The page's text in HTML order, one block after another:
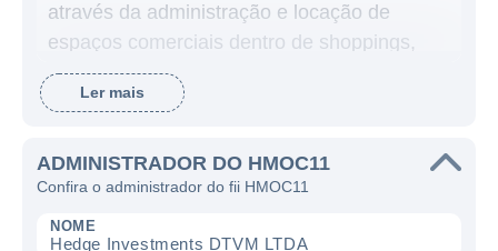
através da administração e locação de
espaços comerciais dentro de shoppings,
especialmente aqueles que estão situados
em áreas com grande tráfego de pessoas e
Para a elegibilidade dos shopping centers
esses imóveis possuam características
Ler mais
ADMINISTRADOR DO HMOC11
Confira o administrador do fii HMOC11
NOME
Hedge Investments DTVM LTDA